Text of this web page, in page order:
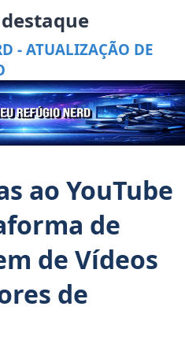
- ATUALIZAÇÃO DE
ao YouTube
de
de Vídeos
de